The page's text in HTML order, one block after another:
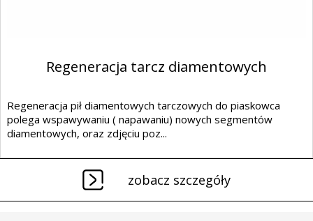
Regeneracja tarcz diamentowych
Regeneracja pił diamentowych tarczowych do piaskowca
polega wspawywaniu ( napawaniu) nowych segmentów
diamentowych, oraz zdjęciu poz...
zobacz szczegóły